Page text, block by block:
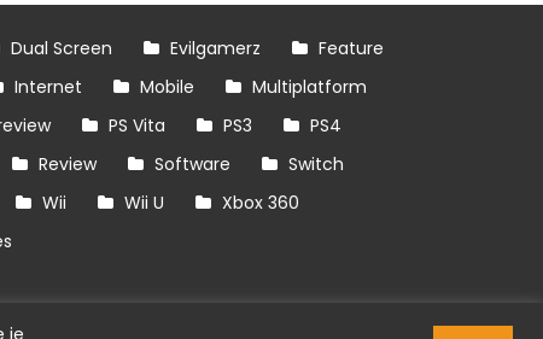
Dual Screen Evilgamerz
Feature
Internet Mobile
Multiplatform
PS Vita PS3
PS4
Review Software
Switch
Wii Wii U
Xbox 360
je